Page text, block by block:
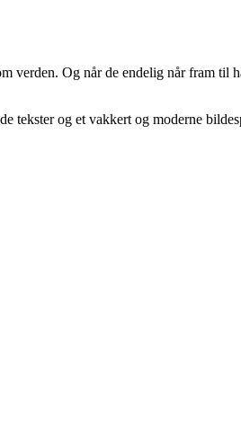
verden. Og når de endelig når fram til
tekster og et vakkert og moderne